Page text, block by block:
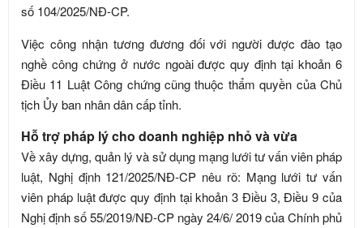
số 104/2025/NĐ-CP.
Việc công nhận tương đương đối với người được đào tạo
nghề công chứng ở nước ngoài được quy định tại khoản 6
Điều 11 Luật Công chứng cũng thuộc thẩm quyền của Chủ
tịch Ủy ban nhân dân cấp tỉnh.
Hỗ trợ pháp lý cho doanh nghiệp nhỏ và vừa
Về xây dựng, quản lý và sử dụng mạng lưới tư vấn viên pháp
luật, Nghị định 121/2025/NĐ-CP nêu rõ: Mạng lưới tư vấn
viên pháp luật được quy định tại khoản 3 Điều 3, Điều 9 của
Nghị định số 55/2019/NĐ-CP ngày 24/6/ 2019 của Chính phủ